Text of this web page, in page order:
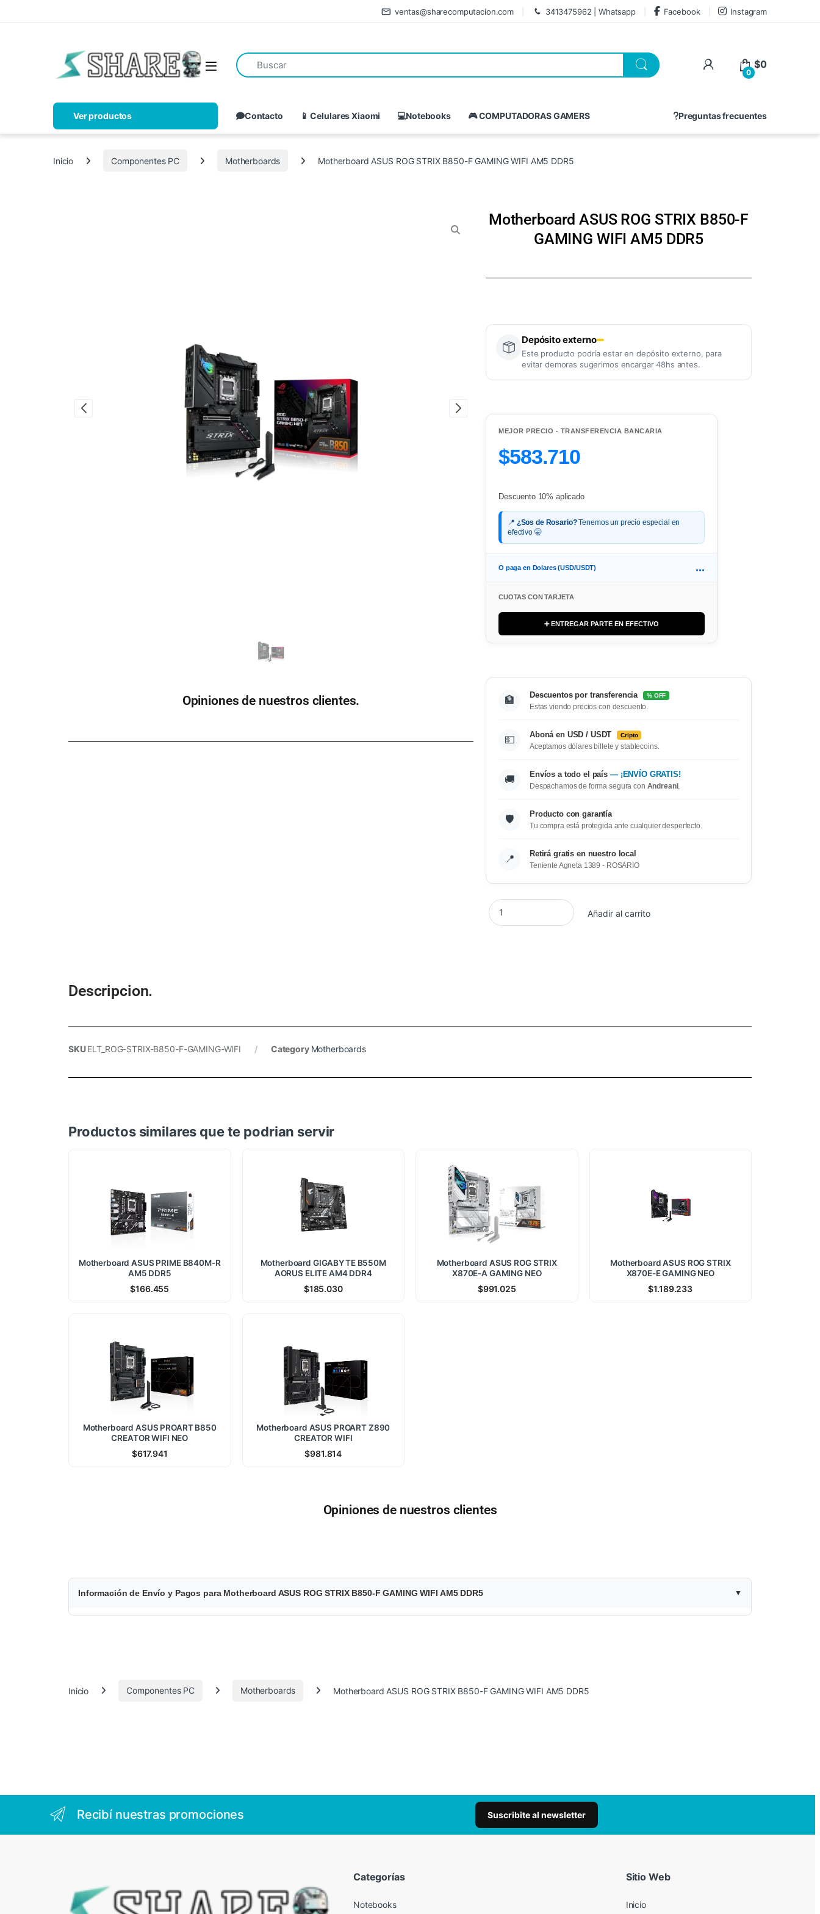
ventas@sharecomputacion.com 3413475962 | Whatsapp Facebook Instagram
0
$0
Ver productos Contacto Preguntas frecuentes
📱 Celulares Xiaomi 💻Notebooks 🎮 COMPUTADORAS GAMERS
Inicio Componentes PC Motherboards Motherboard ASUS ROG STRIX B850-F GAMING WIFI AM5 DDR5
Opiniones de nuestros clientes.
Motherboard ASUS ROG STRIX B850-F
GAMING WIFI AM5 DDR5
Depósito externo
Este producto podría estar en depósito externo, para
evitar demoras sugerimos encargar 48hs antes.
MEJOR PRECIO - TRANSFERENCIA BANCARIA
$583.710
Descuento 10% aplicado
📍 ¿Sos de Rosario?Tenemos un precio especial en
efectivo 🤫
O paga en Dolares (USD/USDT) ...
CUOTAS CON TARJETA
➕ ENTREGAR PARTE EN EFECTIVO
🏦 Descuentos por transferencia % OFF
Estas viendo precios con descuento.
💵 Aboná en USD / USDT Cripto
Aceptamos dólares billete y stablecoins.
🚚 Envíos a todo el país — ¡ENVÍO GRATIS!
Despachamos de forma segura con Andreani.
🛡️ Producto con garantía
Tu compra está protegida ante cualquier desperfecto.
📍 Retirá gratis en nuestro local
Teniente Agneta 1389 - ROSARIO
Añadir al carrito
Descripcion.
SKUELT_ROG-STRIX-B850-F-GAMING-WIFI Category Motherboards
Productos similares que te podrian servir
Motherboard ASUS PRIME B840M-R
AM5 DDR5
$166.455
Motherboard GIGABYTE B550M
AORUS ELITE AM4 DDR4
$185.030
Motherboard ASUS ROG STRIX
X870E-A GAMING NEO
$991.025
Motherboard ASUS ROG STRIX
X870E-E GAMING NEO
$1.189.233
Motherboard ASUS PROART B850
CREATOR WIFI NEO
$617.941
Motherboard ASUS PROART Z890
CREATOR WIFI
$981.814
Opiniones de nuestros clientes
$
5
.
Información de Envío y Pagos para Motherboard ASUS ROG STRIX B850-F GAMING WIFI AM5 DDR5
Inicio Componentes PC Motherboards Motherboard ASUS ROG STRIX B850-F GAMING WIFI AM5 DDR5
Recibí nuestras promociones Suscribite al newsletter
Categorías
Notebooks
Sitio Web
Inicio